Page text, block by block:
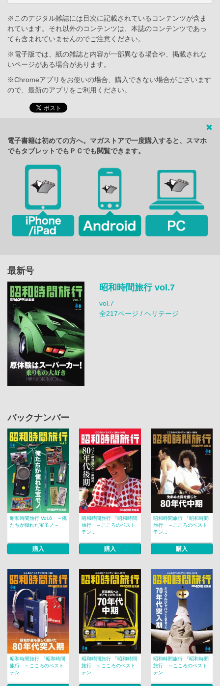
※このデジタル雑誌には目次に記載されているコンテンツが含ま
れています。それ以外のコンテンツは、本誌のコンテンツであっ
ても含まれていませんのでご注意ください。
※電子版では、紙の雑誌と内容が一部異なる場合や、掲載されな
いページがある場合があります。
※Chromeアプリをお使いの場合、購入できない場合がございます
ので、最新のアプリをご利用ください。
電子書籍は初めての方へ。マガストアで一度購入すると、スマホ
でもタブレットでもＰＣでも閲覧できます。
最新号
昭和時間旅行 vol.7
vol.7
全217ページ / ヘリテージ
バックナンバー
昭和時間旅行 Vol.6 ～俺
たちが憧れた宝モノ～
購入
昭和時間旅行 『昭和時間
旅行 ～こころのベスト
テン...
購入
昭和時間旅行 『昭和時間
旅行 ～こころのベスト
テン...
購入
昭和時間旅行 『昭和時間
旅行 ～こころのベスト
テン...
昭和時間旅行 『昭和時間
旅行 ～こころのベスト
テン...
昭和時間旅行 『昭和時間
旅行 ～こころのベスト
テン...